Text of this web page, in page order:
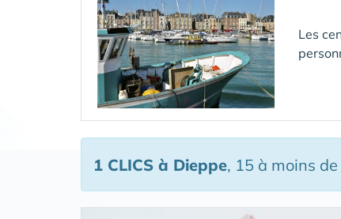
Les
1 CLICS à Dieppe, 15 à moins